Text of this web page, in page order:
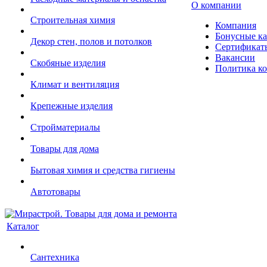
Строительная химия
Декор стен, полов и потолков
Скобяные изделия
Климат и вентиляция
Крепежные изделия
Стройматериалы
Товары для дома
Бытовая химия и средства гигиены
Автотовары
О компании
Компания
Бонусные
Вакансии
Политика
Каталог
Сантехника